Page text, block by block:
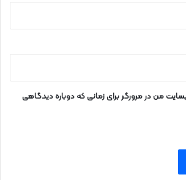
من در مرورگر برای زمانی که دوباره دیدگاهی